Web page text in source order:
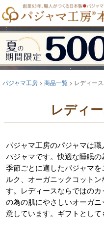
パジャマ工房 商品一覧 レディー
レディ
パジャマ工房のパジャマは
パジャマです。快適な睡眠の
季節ごとに適したパジャマ
ルク、オーガニックコット
す。レディースならではの
の為の肌にやさしいオーガ
意しています。ギフトとして